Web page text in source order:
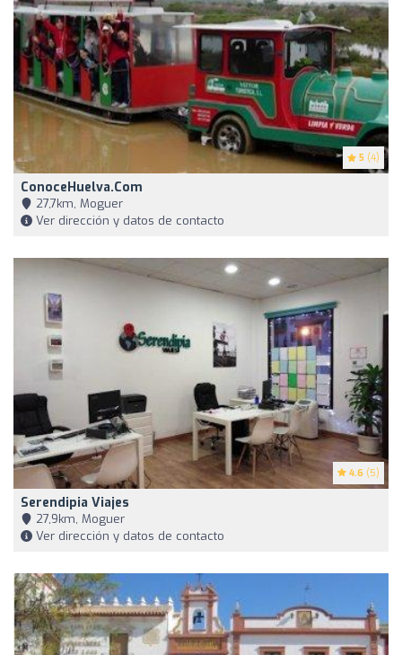
5 (4)
ConoceHuelva.com
27,7km, Moguer
Ver dirección y datos de contacto
4.6 (5)
Serendipia Viajes
27,9km, Moguer
Ver dirección y datos de contacto